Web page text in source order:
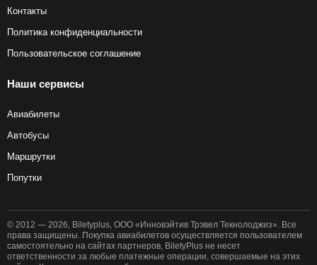
Контакты
Политика конфиденциальности
Пользовательское соглашение
Наши сервисы
Авиабилеты
Автобусы
Маршрутки
Попутки
© 2012 — 2026, Biletyplus, ООО «Инновэйтив Трэвел Текнолоджиз». Все
права защищены. Покупка авиабилетов осуществляется пользователем
самостоятельно на сайтах партнеров, BiletyPlus не несет
ответственности за любые платежные операции, совершаемые на этих